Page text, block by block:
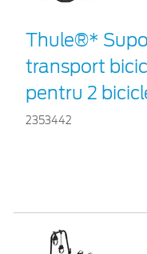
Thule®*
transport
pentru 2
2353442